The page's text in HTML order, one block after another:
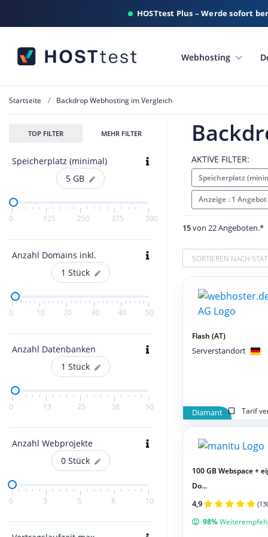
HOSTtest Plus – Werde sofort
Webhosting
Startseite Backdrop Webhosting im Vergleich
TOP FILTER MEHR FILTER
Speicherplatz (minimal)
5 GB
0 125 250 375 500
Anzahl Domains inkl.
1 Stück
0 10 20 30 40 50
Anzahl Datenbanken
1 Stück
0 13 25 38 50
Anzahl Webprojekte
0 Stück
0 3 5 8 10
AKTIVE FILTER:
Speicherplatz
Anzeige : 1
15von 22 Angeboten.*
SORTIEREN NACH
Diamant Tarif
Flash (AT)
Serverstandort
100 GB Webspace +
Do...
4,9
98%